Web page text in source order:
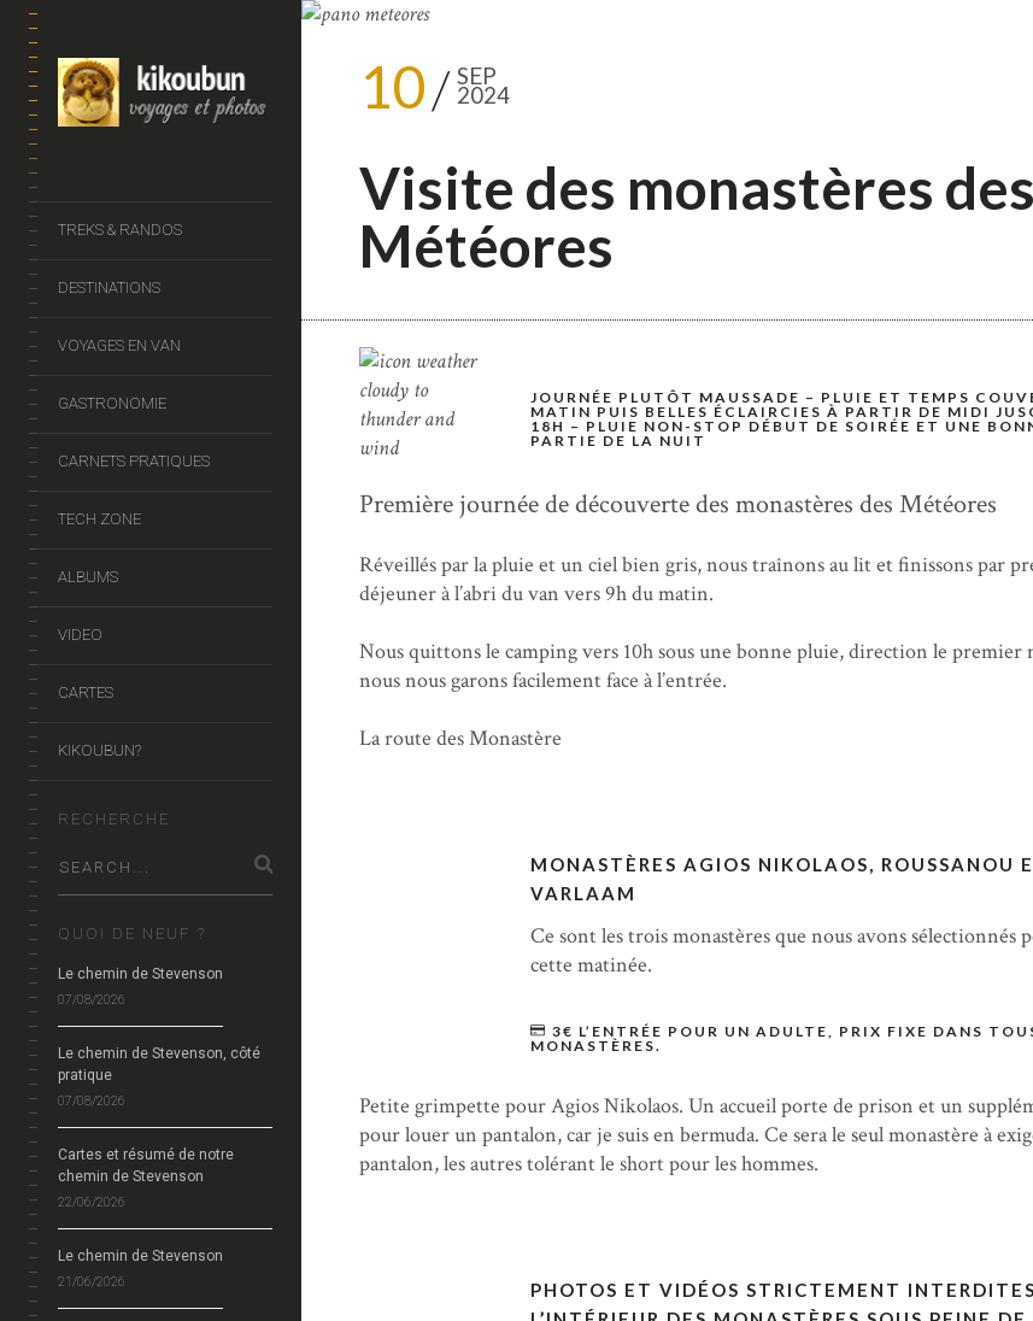
TREKS & RANDOS
DESTINATIONS
VOYAGES EN VAN
GASTRONOMIE
CARNETS PRATIQUES
TECH ZONE
ALBUMS
VIDEO
CARTES
KIKOUBUN?
RECHERCHE
QUOI DE NEUF ?
Le chemin de Stevenson
07/08/2026
Le chemin de Stevenson, côté
pratique
07/08/2026
Cartes et résumé de notre
chemin de Stevenson
22/06/2026
Le chemin de Stevenson
21/06/2026
10 SEP
2024
Visite des monastères des
Météores
JOURNÉE PLUTÔT MAUSSADE – PLUIE ET TEMPS
MATIN PUIS BELLES ÉCLAIRCIES À PARTIR DE MIDI
18H – PLUIE NON-STOP DÉBUT DE SOIRÉE ET UNE
PARTIE DE LA NUIT
Première journée de découverte des monastères des Météores
Réveillés par la pluie et un ciel bien gris, nous traînons au lit et finissons par
déjeuner à l’abri du van vers 9h du matin.
Nous quittons le camping vers 10h sous une bonne pluie, direction le premier
nous nous garons facilement face à l’entrée.
La route des Monastère
MONASTÈRES AGIOS NIKOLAOS, ROUSSANOU
VARLAAM
Ce sont les trois monastères que nous avons sélectionnés
cette matinée.
3€ L’ENTRÉE POUR UN ADULTE, PRIX FIXE DANS
MONASTÈRES.
Petite grimpette pour Agios Nikolaos. Un accueil porte de prison et un
pour louer un pantalon, car je suis en bermuda. Ce sera le seul monastère à
pantalon, les autres tolérant le short pour les hommes.
PHOTOS ET VIDÉOS STRICTEMENT